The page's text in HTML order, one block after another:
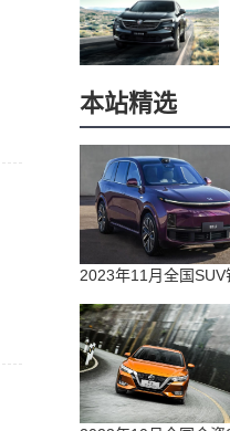
本站精选